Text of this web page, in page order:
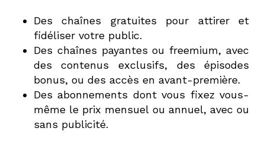
Des chaînes gratuites pour attirer et
fidéliser votre public.
Des chaînes payantes ou freemium, avec
des contenus exclusifs, des épisodes
bonus, ou des accès en avant-première.
Des abonnements dont vous fixez vous-
même le prix mensuel ou annuel, avec ou
sans publicité.